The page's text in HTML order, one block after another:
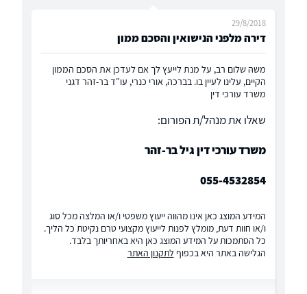
דירה מלפני הנישואין והסכם ממון
29/8/2018
משה שלום רב, על מנת לייעץ לך אם לעדכן את הסכם הממון
הקיים, עלינו לעיין בו. בברכה, אורי כנרי, עו"ד בר-זהר דגני
משרד עורכי דין
שאלו את מנהל/ת הפורום:
משרד עורכי דין גיל בר-זהר
055-4532854
המידע המוצג כאן אינו מהווה ייעוץ משפטי ו/או המלצה מכל סוג
ו/או חוות דעת, מומלץ לפנות לייעוץ מקצועי טרם נקיטת כל הליך.
כל הסתמכות על המידע המוצג כאן היא באחריותך בלבד.
הגלישה באתר היא בכפוף לתקנון האתר